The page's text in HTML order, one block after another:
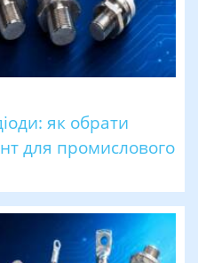
як обрати
для промислового